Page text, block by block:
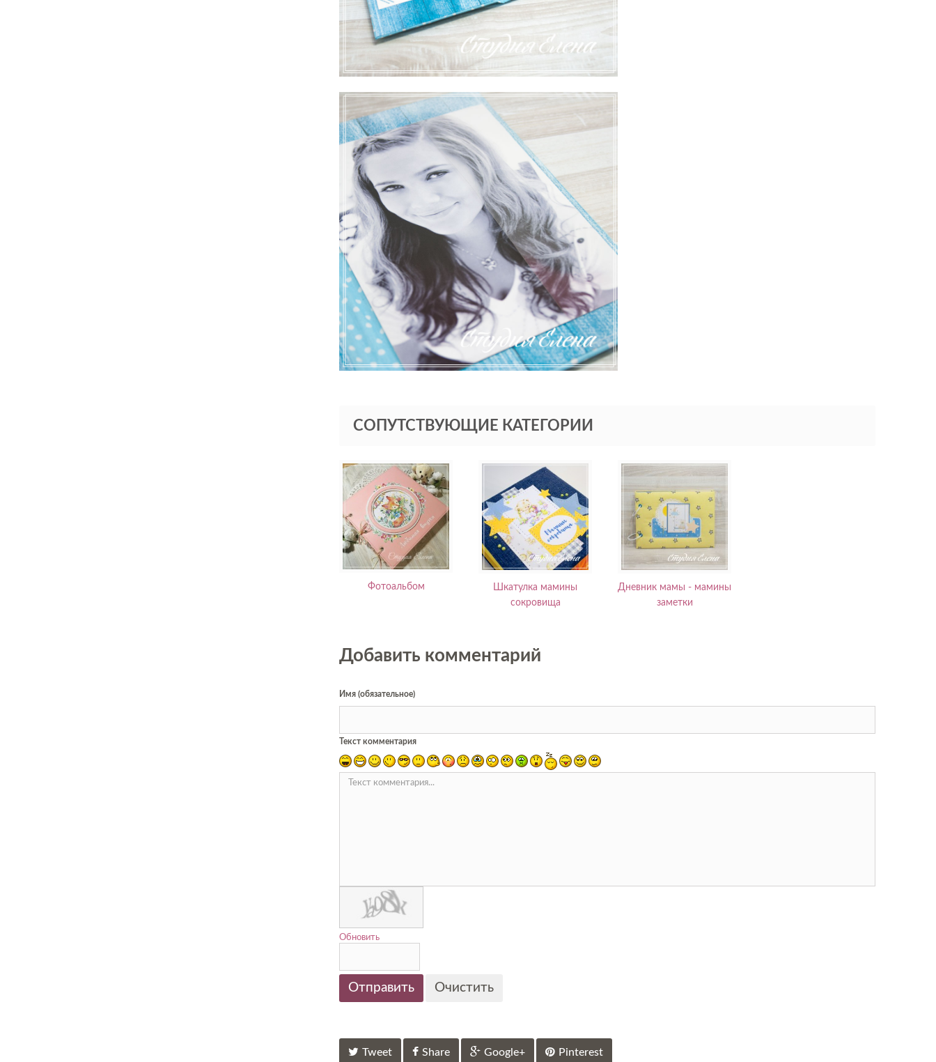
СОПУТСТВУЮЩИЕ КАТЕГОРИИ
Фотоальбом
Шкатулка мамины
сокровища
Дневник мамы - мамины
заметки
Добавить комментарий
Имя (обязательное)
Текст комментария
Обновить
Отправить Очистить
Tweet Share Google+ Pinterest